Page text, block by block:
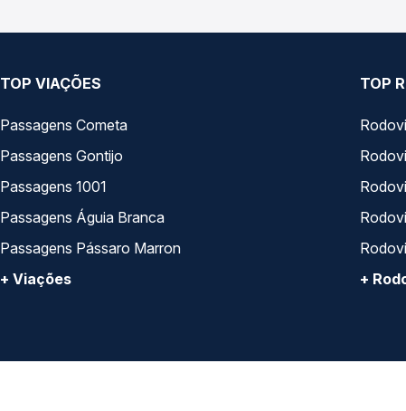
TOP VIAÇÕES
Passagens Cometa
Passagens Gontijo
Passagens 1001
Passagens Águia Branca
Passagens Pássaro Marron
+ Viações
TOP
+